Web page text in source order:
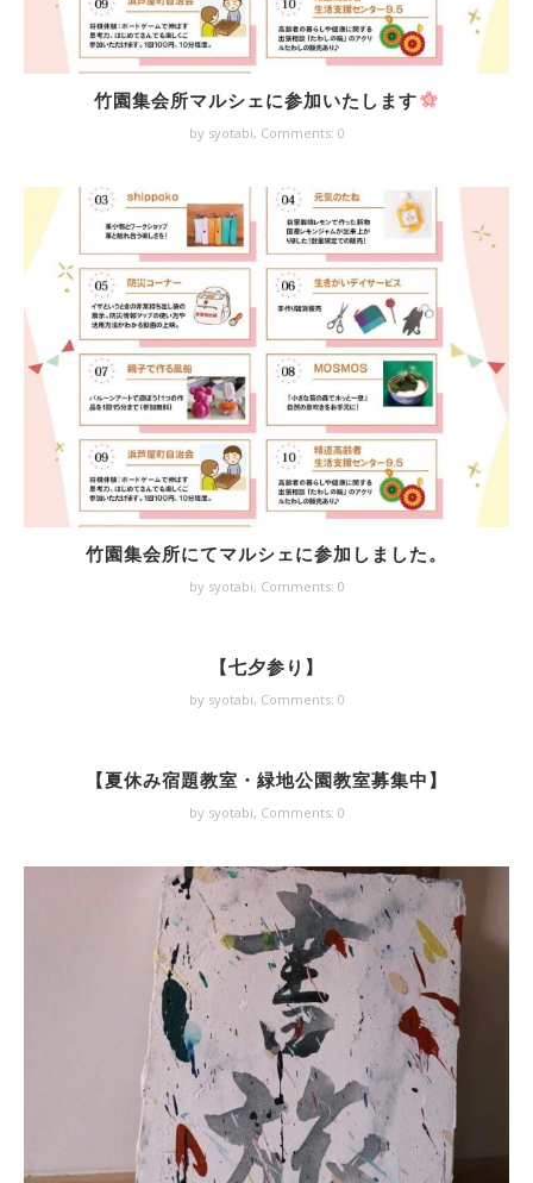
竹園集会所マルシェに参加いたします
by syotabi, Comments: 0
竹園集会所にてマルシェに参加しました。
by syotabi, Comments: 0
【七夕参り】
by syotabi, Comments: 0
【夏休み宿題教室・緑地公園教室募集中】
by syotabi, Comments: 0